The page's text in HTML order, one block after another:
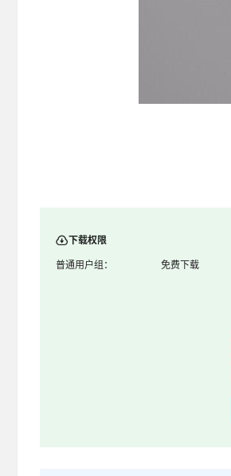
下载权限
普通用户组： 免费下载